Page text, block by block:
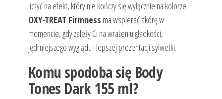
liczyć na efekt, który nie kończy się wyłącznie na kolorze.
OXY-TREAT Firmness ma wspierać skórę w
momencie, gdy zależy Ci na wrażeniu gładkości,
jędrniejszego wyglądu i lepszej prezentacji sylwetki.
Komu spodoba się Body
Tones Dark 155 ml?